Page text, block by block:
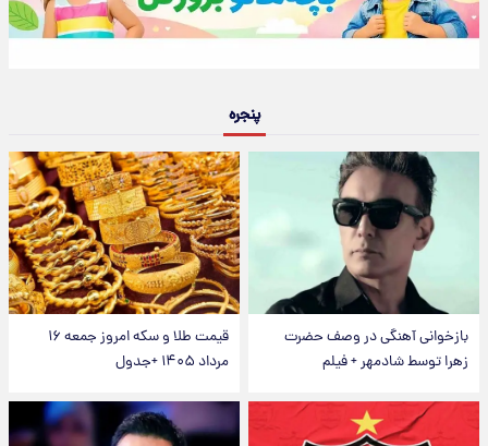
پنجره
بازخوانی آهنگی در وصف حضرت
زهرا توسط شادمهر + فیلم
قیمت طلا و سکه امروز جمعه ۱۶
مرداد ۱۴۰۵ +جدول